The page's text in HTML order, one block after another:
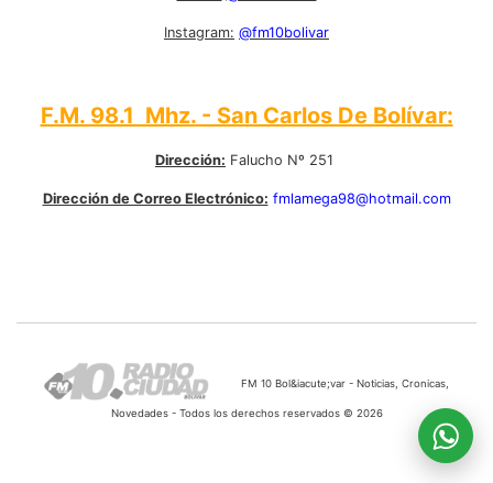
Instagram: @fm10bolivar
F.M. 98.1 Mhz. - San Carlos De Bolívar:
Dirección: Falucho Nº 251
Dirección de Correo Electrónico: fmlamega98@hotmail.com
FM 10 Bol&iacute;var - Noticias, Cronicas,
Novedades - Todos los derechos reservados © 2026